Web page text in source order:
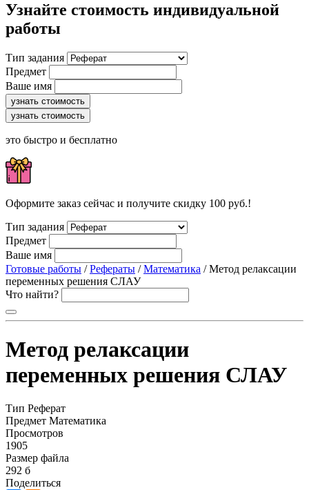
Узнайте стоимость индивидуальной
работы
Тип задания
Предмет
Ваше имя
узнать стоимость
узнать стоимость
это быстро и бесплатно
Оформите заказ сейчас и получите скидку 100 руб.!
Тип задания
Предмет
Ваше имя
Готовые работы /Рефераты /Математика / Метод релаксации
переменных решения СЛАУ
Что найти?
Метод релаксации
переменных решения СЛАУ
Тип Реферат
Предмет Математика
Просмотров
1905
Размер файла
292 б
Поделиться